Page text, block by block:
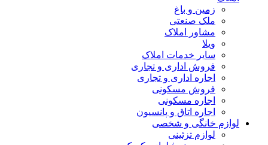
زمین و باغ
ملک صنعتی
مشاور املاک
ویلا
سایر خدمات املاک
فروش اداری و تجاری
اجاره اداری و تجاری
فروش مسکونی
اجاره مسکونی
اجاره اتاق و پانسیون
لوازم خانگی و شخصی
لوازم تزئینی